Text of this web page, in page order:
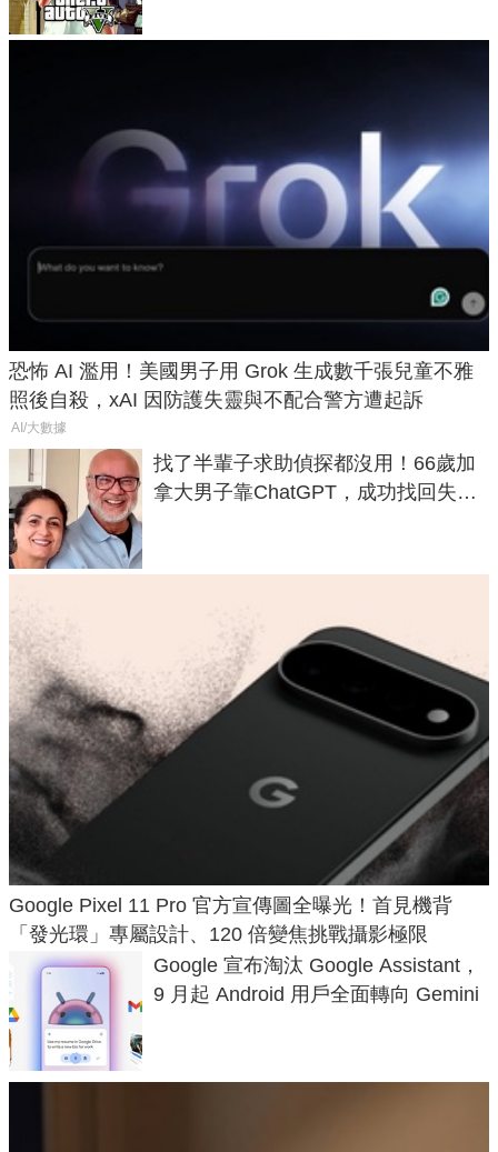
恐怖 AI 濫用！美國男子用 Grok 生成數千張兒童不雅
照後自殺，xAI 因防護失靈與不配合警方遭起訴
AI/大數據
找了半輩子求助偵探都沒用！66歲加
拿大男子靠ChatGPT，成功找回失散
Google Pixel 11 Pro 官方宣傳圖全曝光！首見機背
「發光環」專屬設計、120 倍變焦挑戰攝影極限
Google 宣布淘汰 Google Assistant，
9 月起 Android 用戶全面轉向 Gemini